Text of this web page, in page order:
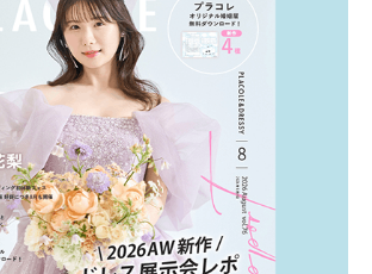
解決します。 まずは診断で候補を絞れる「ウェディ
ング診断」か、体験型 […]続きを読む